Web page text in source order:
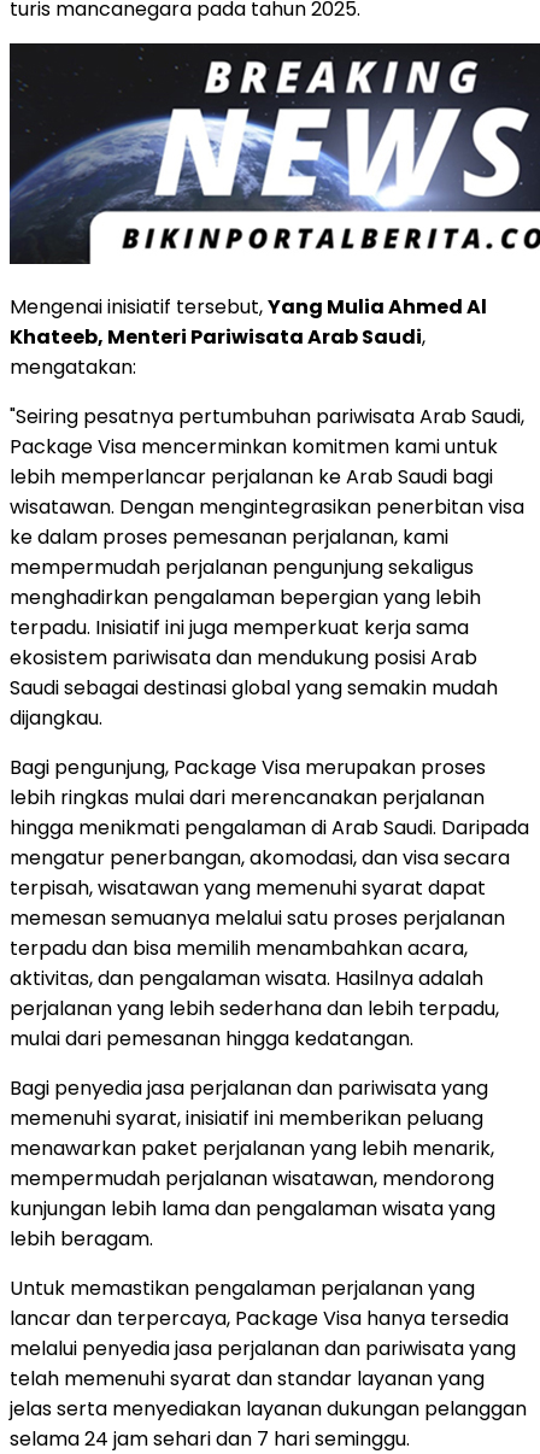
turis mancanegara pada tahun 2025.
Mengenai inisiatif tersebut,Yang Mulia Ahmed Al
Khateeb, Menteri Pariwisata Arab Saudi,
mengatakan:
"Seiring pesatnya pertumbuhan pariwisata Arab Saudi,
Package Visa mencerminkan komitmen kami untuk
lebih memperlancar perjalanan ke Arab Saudi bagi
wisatawan. Dengan mengintegrasikan penerbitan visa
ke dalam proses pemesanan perjalanan, kami
mempermudah perjalanan pengunjung sekaligus
menghadirkan pengalaman bepergian yang lebih
terpadu. Inisiatif ini juga memperkuat kerja sama
ekosistem pariwisata dan mendukung posisi Arab
Saudi sebagai destinasi global yang semakin mudah
dijangkau.
Bagi pengunjung, Package Visa merupakan proses
lebih ringkas mulai dari merencanakan perjalanan
hingga menikmati pengalaman di Arab Saudi. Daripada
mengatur penerbangan, akomodasi, dan visa secara
terpisah, wisatawan yang memenuhi syarat dapat
memesan semuanya melalui satu proses perjalanan
terpadu dan bisa memilih menambahkan acara,
aktivitas, dan pengalaman wisata. Hasilnya adalah
perjalanan yang lebih sederhana dan lebih terpadu,
mulai dari pemesanan hingga kedatangan.
Bagi penyedia jasa perjalanan dan pariwisata yang
memenuhi syarat, inisiatif ini memberikan peluang
menawarkan paket perjalanan yang lebih menarik,
mempermudah perjalanan wisatawan, mendorong
kunjungan lebih lama dan pengalaman wisata yang
lebih beragam.
Untuk memastikan pengalaman perjalanan yang
lancar dan terpercaya, Package Visa hanya tersedia
melalui penyedia jasa perjalanan dan pariwisata yang
telah memenuhi syarat dan standar layanan yang
jelas serta menyediakan layanan dukungan pelanggan
selama 24 jam sehari dan 7 hari seminggu.